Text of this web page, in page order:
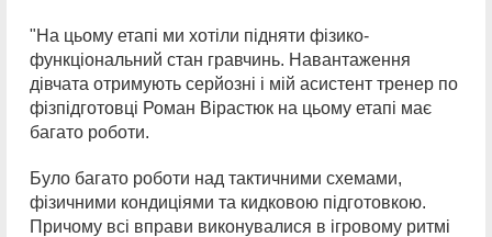
"На цьому етапі ми хотіли підняти фізико-
функціональний стан гравчинь. Навантаження
дівчата отримують серйозні і мій асистент тренер по
фізпідготовці Роман Вірастюк на цьому етапі має
багато роботи.
Було багато роботи над тактичними схемами,
фізичними кондиціями та кидковою підготовкою.
Причому всі вправи виконувалися в ігровому ритмі